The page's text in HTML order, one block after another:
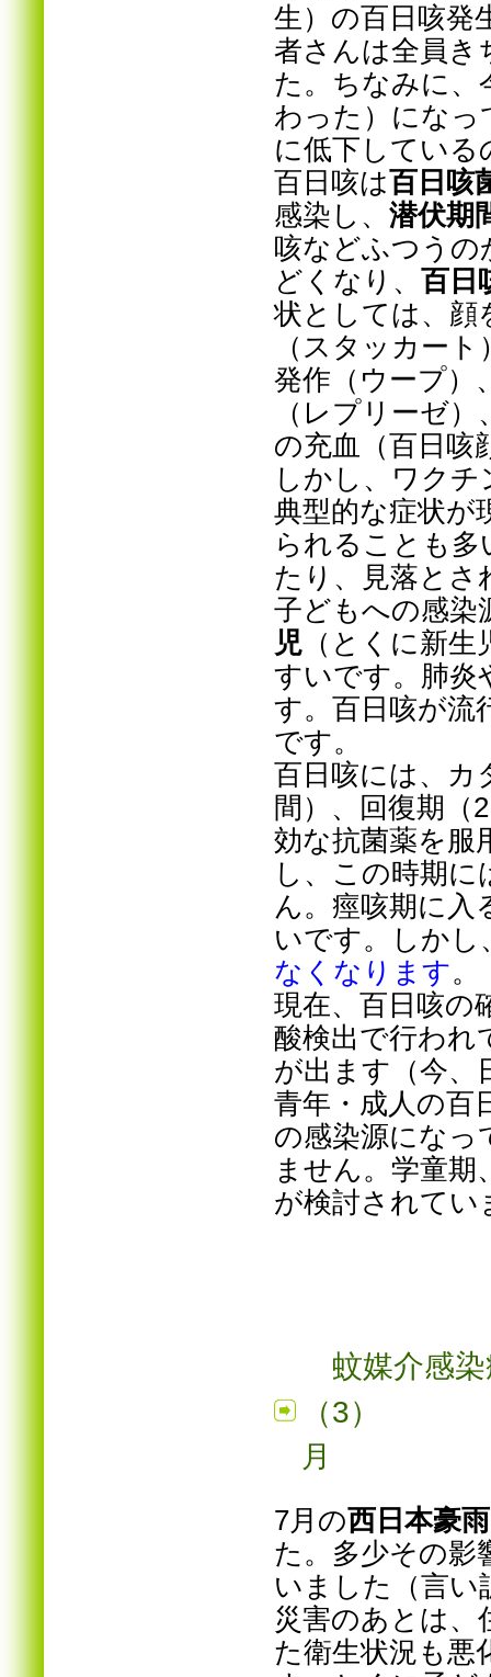
生）の百日咳発
者さんは全員き
た。ちなみに、
わった）になっ
に低下している
百日咳は百日咳
感染し、 潜伏期
咳などふつうの
どくなり、 百日
状としては、 顔
（スタッカー
発作（ウープ）
（レプリーゼ
の充血（百日咳
しかし、ワク
典型的な症状が
られることも
たり、見落とさ
子どもへの感染
児 （とくに新
すいです。肺炎
す。百日咳が流
です。
百日咳には、カ
間）、回復期（
効な抗菌薬を服
し、この時期
ん。痙咳期に入
いです。しかし
なくなります。
現在、百日咳の
酸検出で行われ
が出ます（今、
青年・成人の百
の感染源になっ
ません。学童期
が検討されてい
蚊媒介感染
（3）
月
7月の西日本豪雨
た。多少その影
いました（言い
災害のあとは、
た衛生状況も悪